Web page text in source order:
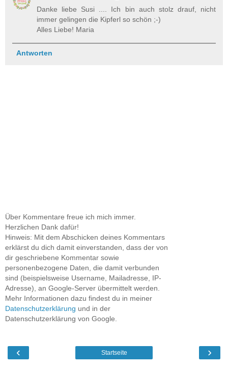
Danke liebe Susi .... Ich bin auch stolz drauf, nicht
immer gelingen die Kipferl so schön ;-)
Alles Liebe! Maria
Antworten
Über Kommentare freue ich mich immer.
Herzlichen Dank dafür!
Hinweis: Mit dem Abschicken deines Kommentars
erklärst du dich damit einverstanden, dass der von
dir geschriebene Kommentar sowie
personenbezogene Daten, die damit verbunden
sind (beispielsweise Username, Mailadresse, IP-
Adresse), an Google-Server übermittelt werden.
Mehr Informationen dazu findest du in meiner
Datenschutzerklärung und in der
Datenschutzerklärung von Google.
‹ ›
Startseite